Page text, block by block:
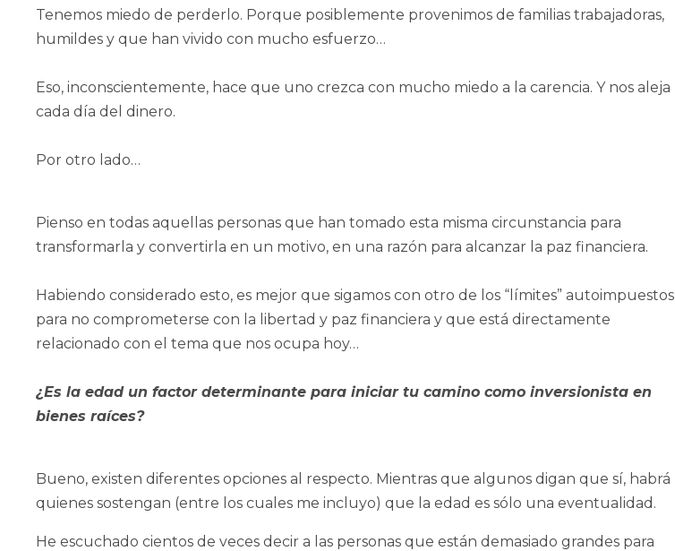
Tenemos miedo de perderlo. Porque posiblemente provenimos de familias trabajadoras,
humildes y que han vivido con mucho esfuerzo…
Eso, inconscientemente, hace que uno crezca con mucho miedo a la carencia. Y nos aleja
cada día del dinero.
Por otro lado…
Pienso en todas aquellas personas que han tomado esta misma circunstancia para
transformarla y convertirla en un motivo, en una razón para alcanzar la paz financiera.
Habiendo considerado esto, es mejor que sigamos con otro de los “límites” autoimpuestos
para no comprometerse con la libertad y paz financiera y que está directamente
relacionado con el tema que nos ocupa hoy…
¿Es la edad un factor determinante para iniciar tu camino como inversionista en
bienes raíces?
Bueno, existen diferentes opciones al respecto. Mientras que algunos digan que sí, habrá
quienes sostengan (entre los cuales me incluyo) que la edad es sólo una eventualidad.
He escuchado cientos de veces decir a las personas que están demasiado grandes para